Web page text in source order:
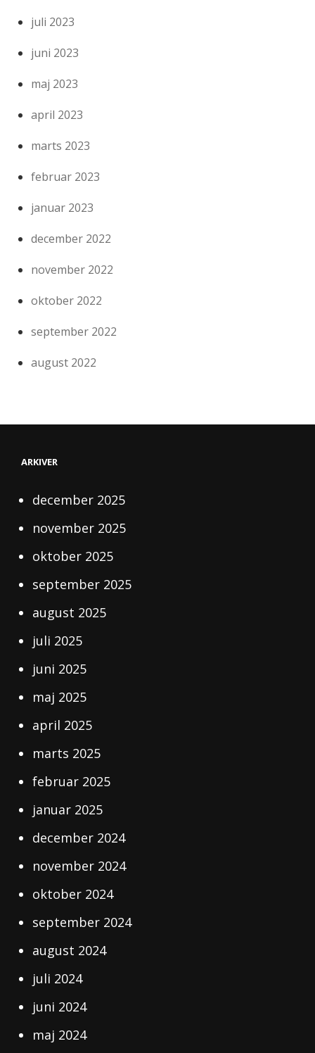
juli 2023
juni 2023
maj 2023
april 2023
marts 2023
februar 2023
januar 2023
december 2022
november 2022
oktober 2022
september 2022
august 2022
ARKIVER
december 2025
november 2025
oktober 2025
september 2025
august 2025
juli 2025
juni 2025
maj 2025
april 2025
marts 2025
februar 2025
januar 2025
december 2024
november 2024
oktober 2024
september 2024
august 2024
juli 2024
juni 2024
maj 2024